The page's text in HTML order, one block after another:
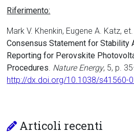
Riferimento:
Mark V. Khenkin, Eugene A. Katz,
Consensus Statement for Stability
Reporting for Perovskite
Procedures. Nature Energy, 5, p.
http://dx.doi.org/10.1038/s41560-
Articoli recenti